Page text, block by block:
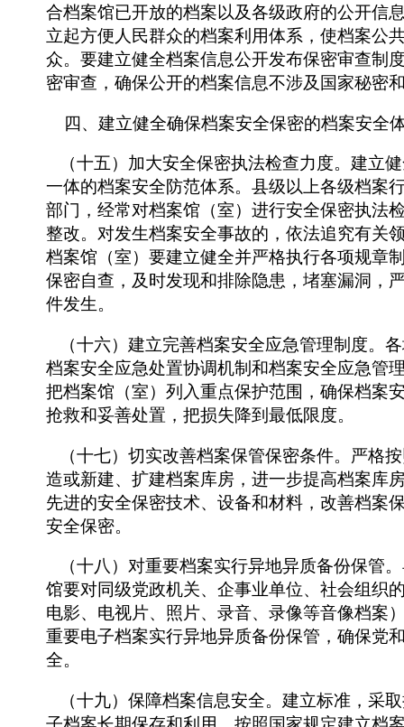
合档案馆已开放的档案以及各级政府的公开信
立起方便人民群众的档案利用体系，使档案公
众。要建立健全档案信息公开发布保密审查制
密审查，确保公开的档案信息不涉及国家秘密
四、建立健全确保档案安全保密的档案安全
（十五）加大安全保密执法检查力度。建立
一体的档案安全防范体系。县级以上各级档案
部门，经常对档案馆（室）进行安全保密执法
整改。对发生档案安全事故的，依法追究有关
档案馆（室）要建立健全并严格执行各项规章
保密自查，及时发现和排除隐患，堵塞漏洞，
件发生。
（十六）建立完善档案安全应急管理制度。
档案安全应急处置协调机制和档案安全应急管
把档案馆（室）列入重点保护范围，确保档案
抢救和妥善处置，把损失降到最低限度。
（十七）切实改善档案保管保密条件。严格
造或新建、扩建档案库房，进一步提高档案库
先进的安全保密技术、设备和材料，改善档案
安全保密。
（十八）对重要档案实行异地异质备份保管
馆要对同级党政机关、企事业单位、社会组织
电影、电视片、照片、录音、录像等音像档案
重要电子档案实行异地异质备份保管，确保党
全。
（十九）保障档案信息安全。建立标准，采